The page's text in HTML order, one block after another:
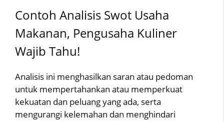
Contoh Analisis Swot Usaha
Makanan, Pengusaha Kuliner
Wajib Tahu!
Analisis ini menghasilkan saran atau pedoman
untuk mempertahankan atau memperkuat
kekuatan dan peluang yang ada, serta
mengurangi kelemahan dan menghindari